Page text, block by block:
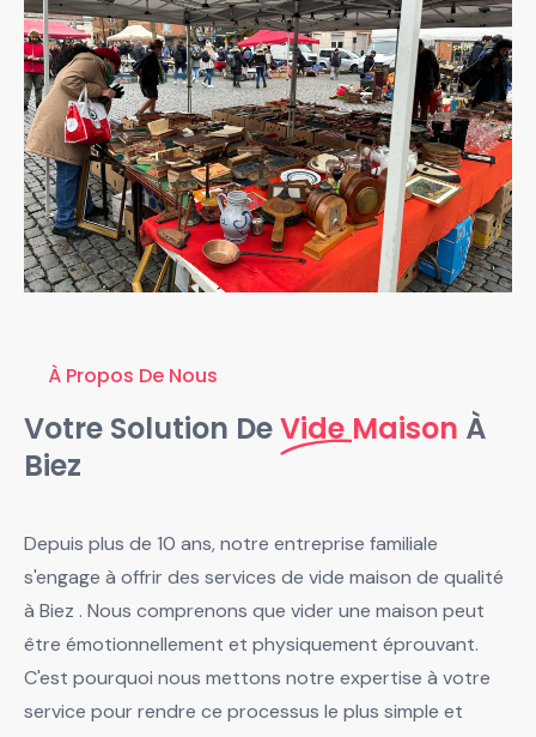
À Propos De Nous
Votre Solution DeVide Maison À
Biez
Depuis plus de 10 ans, notre entreprise familiale
s'engage à offrir des services de vide maison de qualité
à Biez . Nous comprenons que vider une maison peut
être émotionnellement et physiquement éprouvant.
C'est pourquoi nous mettons notre expertise à votre
service pour rendre ce processus le plus simple et